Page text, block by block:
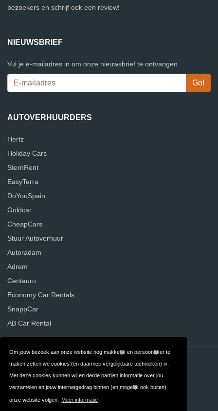
Om jouw bezoek aan onze website nog makkelijk en persoonlijker te
maken zetten we cookies (en daarmee vergelijkbare technieken) in.
Met deze cookies kunnen wij en derde partijen informatie over jou
verzamelen en jouw internetgedrag binnen (en mogelijk ook buiten)
onze website volgen. Meer informatie
bezoekers en schrijf ook een review!
NIEUWSBRIEF
Vul je e-mailadres in om onze nieuwsbrief te ontvangen.
AUTOVERHUURDERS
Hertz
Holiday Cars
SternRent
EasyTerra
DoYouSpain
Goldcar
CheapCars
Stuur Autoverhuur
Autoradam
Adrem
Centauro
Economy Car Rentals
SnappCar
AB Car Rental
Contact Privacy
Algemene FAQ